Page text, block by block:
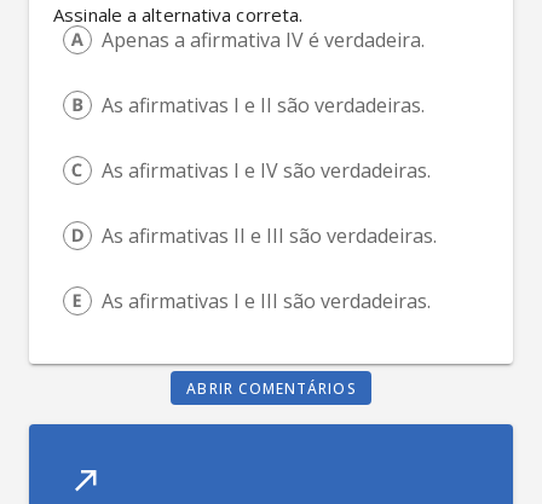
Assinale a alternativa correta.
Apenas a afirmativa IV é verdadeira.
As afirmativas I e II são verdadeiras.
As afirmativas I e IV são verdadeiras.
As afirmativas II e III são verdadeiras.
As afirmativas I e III são verdadeiras.
ABRIR COMENTÁRIOS